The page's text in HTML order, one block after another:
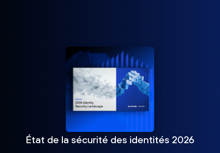
État de la sécurité des identités 2026